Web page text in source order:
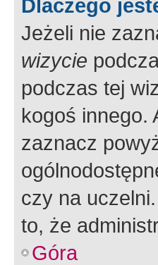
Dlaczego
Jeżeli nie
wizycie
podczas tej
kogoś innego.
zaznacz
czy na
to, że
Góra